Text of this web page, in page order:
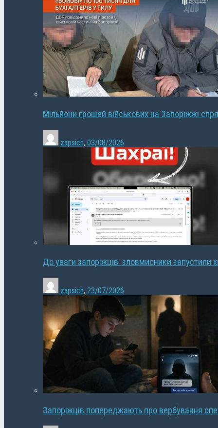
Мільйони грошей військових на Запоріжжі
zapsich, 03/08/2026
До уваги запоріжців: зловмисники запустили
zapsich, 23/07/2026
Запоріжців попереджають про вербування